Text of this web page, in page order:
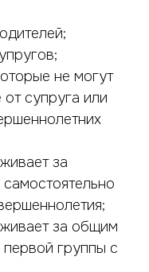
не могут
супруга или
за
за общим
группы с